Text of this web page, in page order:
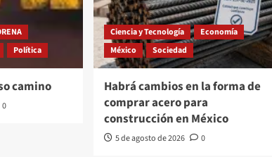
Política
camino
0
Ciencia y Tecnología
Economía
México
Sociedad
Habrá cambios en la forma de
comprar acero para
construcción en México
5 de agosto de 2026 0